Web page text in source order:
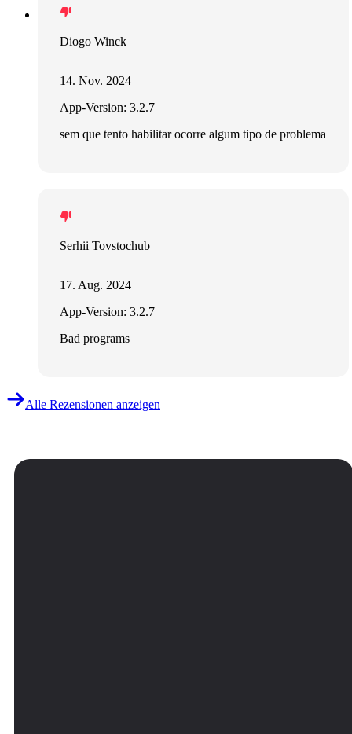
Diogo Winck
14. Nov. 2024
App-Version: 3.2.7
sem que tento habilitar ocorre algum tipo de problema
Serhii Tovstochub
17. Aug. 2024
App-Version: 3.2.7
Bad programs
Alle Rezensionen anzeigen